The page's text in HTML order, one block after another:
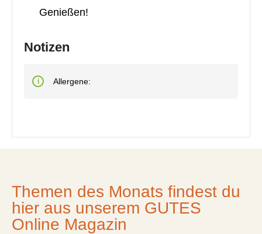
Genießen!
Notizen
Allergene:
Themen des Monats findest du
hier aus unserem GUTES
Online Magazin